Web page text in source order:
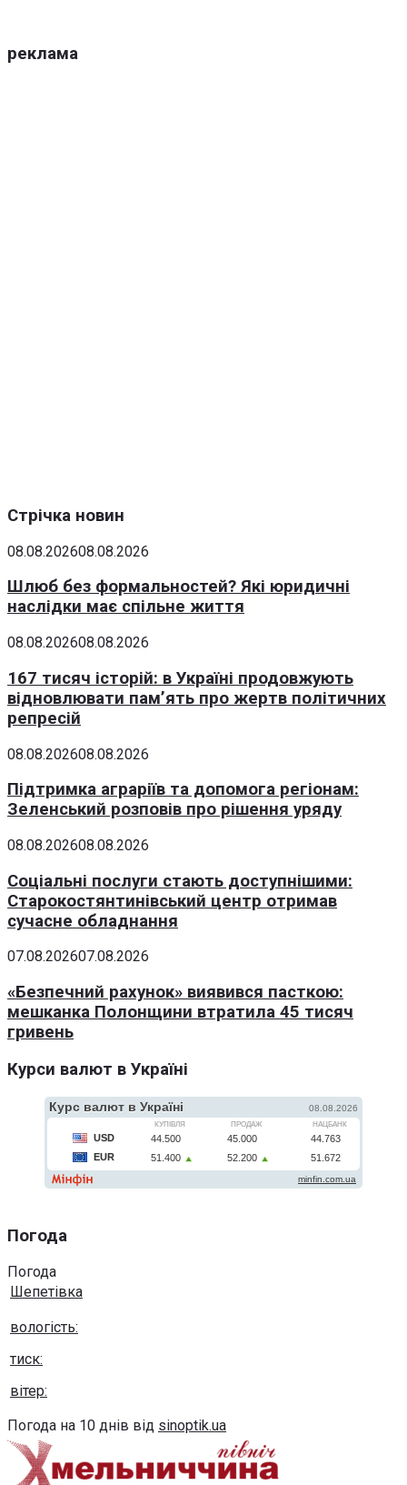
реклама
Стрічка новин
08.08.202608.08.2026
Шлюб без формальностей? Які юридичні
наслідки має спільне життя
08.08.202608.08.2026
167 тисяч історій: в Україні продовжують
відновлювати пам’ять про жертв політичних
репресій
08.08.202608.08.2026
Підтримка аграріїв та допомога регіонам:
Зеленський розповів про рішення уряду
08.08.202608.08.2026
Соціальні послуги стають доступнішими:
Старокостянтинівський центр отримав
сучасне обладнання
07.08.202607.08.2026
«Безпечний рахунок» виявився пасткою:
мешканка Полонщини втратила 45 тисяч
гривень
Курси валют в Україні
Погода
Погода
Шепетівка
вологість:
тиск:
вітер:
Погода на 10 днів від sinoptik.ua